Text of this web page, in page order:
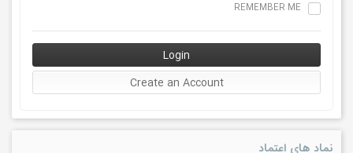
REMEMBER ME
نماد های اعتماد